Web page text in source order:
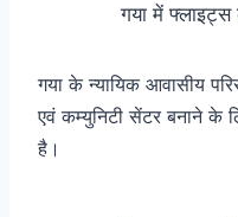
गया में फ्लाइट्स
गया के न्यायिक आवासीय
एवं कम्युनिटी सेंटर बनाने के
है।